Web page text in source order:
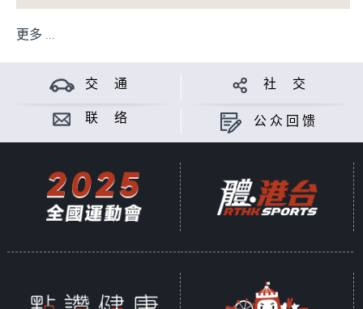
更多 ...
交 通 社 交
联 络 公众回馈